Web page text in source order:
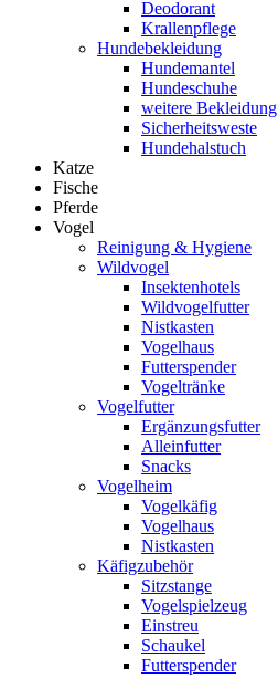
Deodorant
Krallenpflege
Hundebekleidung
Hundemantel
Hundeschuhe
weitere Bekleidung
Sicherheitsweste
Hundehalstuch
Katze
Fische
Pferde
Vogel
Reinigung & Hygiene
Wildvogel
Insektenhotels
Wildvogelfutter
Nistkasten
Vogelhaus
Futterspender
Vogeltränke
Vogelfutter
Ergänzungsfutter
Alleinfutter
Snacks
Vogelheim
Vogelkäfig
Vogelhaus
Nistkasten
Käfigzubehör
Sitzstange
Vogelspielzeug
Einstreu
Schaukel
Futterspender